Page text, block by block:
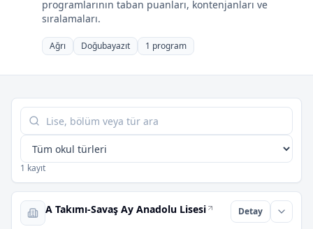
programlarının taban puanları, kontenjanları ve
sıralamaları.
Ağrı Doğubayazıt 1 program
Tabloda ara
1 kayıt
A Takımı-Savaş Ay Anadolu Lisesi Detay